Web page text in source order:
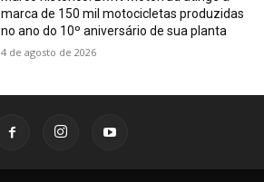
marca de 150 mil motocicletas produzidas
no ano do 10º aniversário de sua planta
4 de agosto de 2026